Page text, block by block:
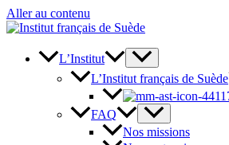
Aller au contenu
L’Institut
L’Institut français de Suède
FAQ
Nos missions